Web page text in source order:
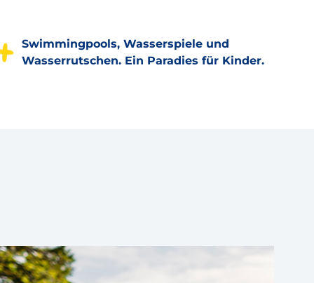
Swimmingpools, Wasserspiele und
Wasserrutschen. Ein Paradies für Kinder.